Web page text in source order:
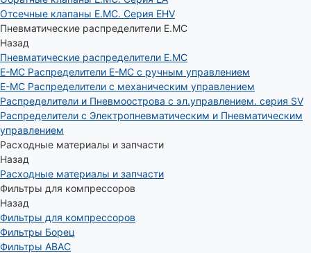
Отсечные клапаны E.MC. Серия EHV
Пневматические распределители E.MC
Назад
Пневматические распределители E.MC
E-MC Распределители E-MC с ручным управлением
E-MC Распределители с механическим управлением
Распределители и Пневмоострова с эл.управлением. серия SV
Распределители с Электропневматическим и Пневматическим
управлением
Расходные материалы и запчасти
Назад
Расходные материалы и запчасти
Фильтры для компрессоров
Назад
Фильтры для компрессоров
Фильтры Борец
Фильтры ABAC